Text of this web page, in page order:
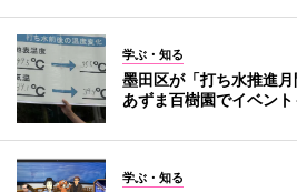
学ぶ・知る
墨田区が「打ち水推進
あずま百樹園でイベント
学ぶ・知る